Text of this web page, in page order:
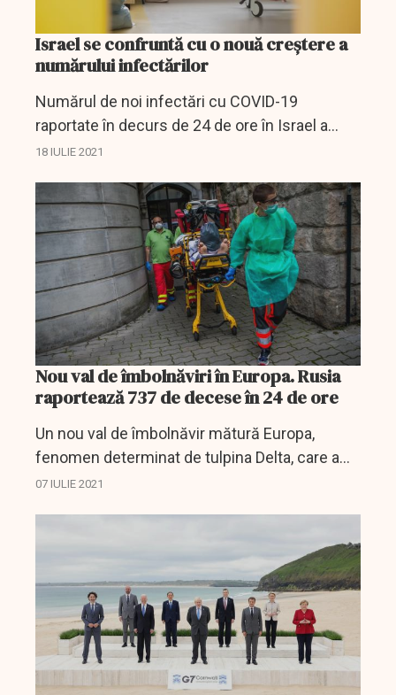
Israel se confruntă cu o nouă creștere a
numărului infectărilor
Numărul de noi infectări cu COVID-19
raportate în decurs de 24 de ore în Israel a
depăşit pentru prima dată pragul de 1.000 de
Ministerul...
18 IULIE 2021
Nou val de îmbolnăviri în Europa. Rusia
raportează 737 de decese în 24 de ore
Un nou val de îmbolnăvir mătură Europa,
fenomen determinat de tulpina Delta, care a
apărut în India, cât și din cauza ezitărilor
07 IULIE 2021